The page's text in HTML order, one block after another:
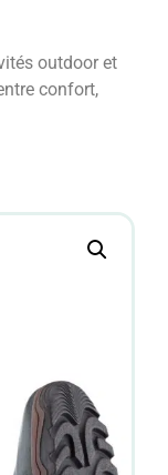
outdoor et
confort,